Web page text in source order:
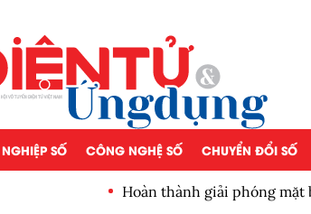
SỐ CÔNG NGHỆ SỐ CHUYỂN ĐỔI SỐ
Hoàn thành giải phóng mặt